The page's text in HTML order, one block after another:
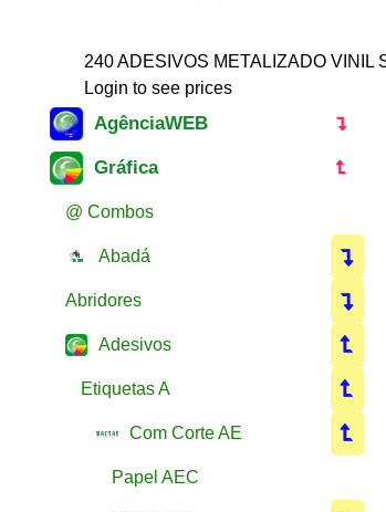
240 ADESIVOS METALIZADO VINIL
Login to see prices
AgênciaWEB
Gráfica
@ Combos
Abadá
Abridores
Adesivos
Etiquetas A
Com Corte AE
Papel AEC